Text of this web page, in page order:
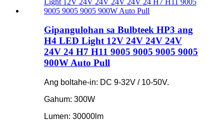
Gipangulohan sa Bulbteek HP3 ang
H4 LED Light 12V 24V 24V 24V
24V 24 H7 H11 9005 9005 9005 9005
900W Auto Pull
Ang boltahe-in: DC 9-32V / 10-50V.
Gahum: 300W
Lumen: 30000lm